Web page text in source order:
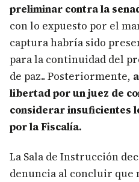
preliminar contra la
con lo expuesto por el
captura habría sido
para la continuidad del
de paz.. Posteriormente,
libertad por un juez de
considerar insuficientes
por la Fiscalía.
La Sala de Instrucción
denuncia al concluir que